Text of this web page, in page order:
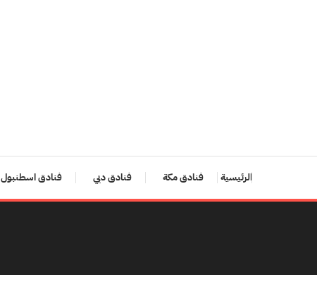
الرئيسية فنادق مكة فنادق دبي فنادق اسطنبول